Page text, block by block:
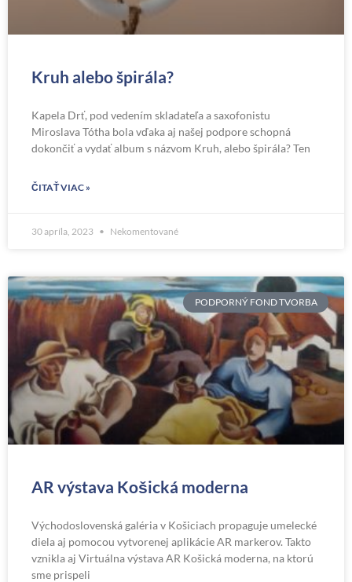
Kruh alebo špirála?
Kapela Drť, pod vedením skladateľa a saxofonistu
Miroslava Tótha bola vďaka aj našej podpore schopná
dokončiť a vydať album s názvom Kruh, alebo špirála? Ten
ČITAŤ VIAC »
30 apríla, 2023 Nekomentované
PODPORNÝ FOND TVORBA
AR výstava Košická moderna
Východoslovenská galéria v Košiciach propaguje umelecké
diela aj pomocou vytvorenej aplikácie AR markerov. Takto
vznikla aj Virtuálna výstava AR Košická moderna, na ktorú
sme prispeli